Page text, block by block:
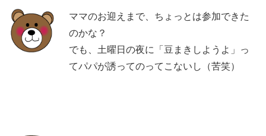
ママのお迎えまで、ちょっとは参加できた
のかな？
でも、土曜日の夜に「豆まきしようよ」っ
てパパが誘ってのってこないし（苦笑）